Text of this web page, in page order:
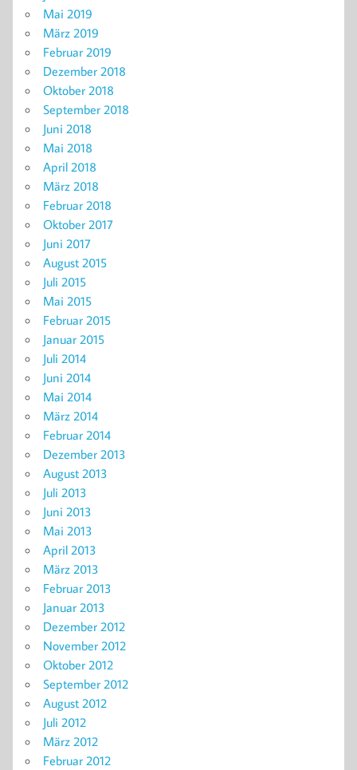
Mai 2019
März 2019
Februar 2019
Dezember 2018
Oktober 2018
September 2018
Juni 2018
Mai 2018
April 2018
März 2018
Februar 2018
Oktober 2017
Juni 2017
August 2015
Juli 2015
Mai 2015
Februar 2015
Januar 2015
Juli 2014
Juni 2014
Mai 2014
März 2014
Februar 2014
Dezember 2013
August 2013
Juli 2013
Juni 2013
Mai 2013
April 2013
März 2013
Februar 2013
Januar 2013
Dezember 2012
November 2012
Oktober 2012
September 2012
August 2012
Juli 2012
März 2012
Februar 2012